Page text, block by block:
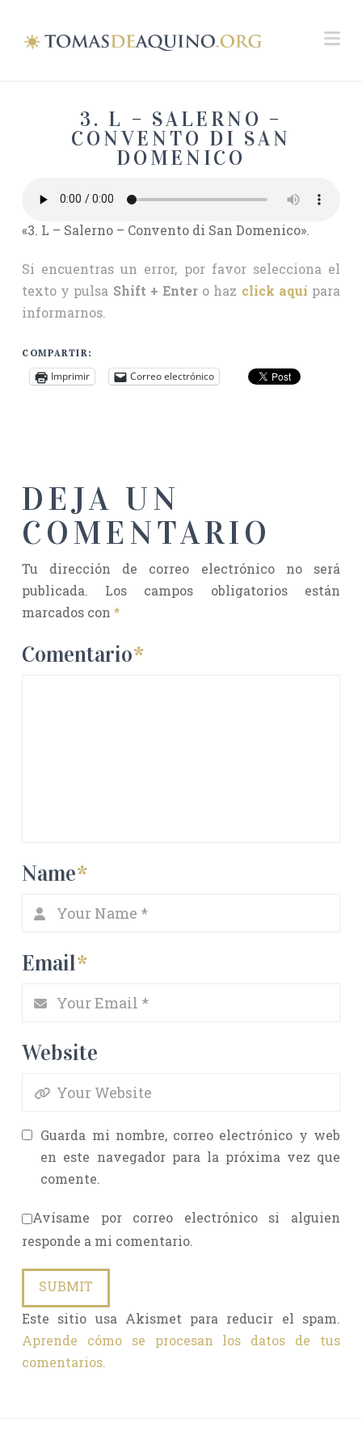
3. L – SALERNO –
CONVENTO DI SAN
DOMENICO
«3. L – Salerno – Convento di San Domenico».
Si encuentras un error, por favor selecciona el
texto y pulsa Shift + Enter o haz click aquí para
informarnos.
COMPARTIR:
Imprimir Correo electrónico
DEJA UN
COMENTARIO
Tu dirección de correo electrónico no será
publicada.
Los campos obligatorios están
marcados con *
Comentario*
Name*
Email*
Website
Guarda mi nombre, correo electrónico y web
en este navegador para la próxima vez que
comente.
Avísame por correo electrónico si alguien
responde a mi comentario.
Este sitio usa Akismet para reducir el spam.
Aprende cómo se procesan los datos de tus
comentarios.